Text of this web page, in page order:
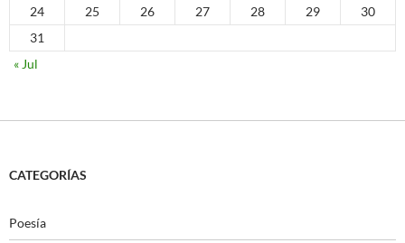
24
25 26 27 28 29
30
31
« Jul
CATEGORÍAS
Poesía